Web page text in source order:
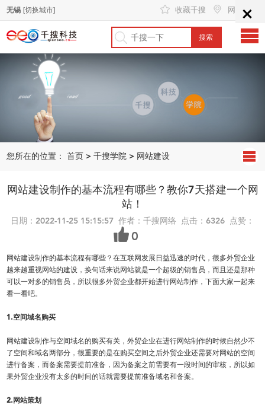
无锡 [切换城市] 收藏千搜 网站地图
您所在的位置： 首页 >千搜学院 > 网站建设
网站建设制作的基本流程有哪些？教你7天搭建一个网
站！
日期：2022-11-25 15:15:57 作者：千搜网络 点击：6326 点赞：
0
网站建设制作的基本流程有哪些？在互联网发展日益迅速的时代，很多外贸企业
越来越重视网站的建设，换句话来说网站就是一个超级的销售员，而且还是那种
可以一对多的销售员，所以很多外贸企业都开始进行网站制作，下面大家一起来
看一看吧。
1.空间域名购买
网站建设制作与空间域名的购买有关，外贸企业在进行网站制作的时候自然少不
了空间和域名两部分，很重要的是在购买空间之后外贸企业还需要对网站的空间
进行备案，而备案需要提前准备，因为备案之前需要有一段时间的审核，所以如
果外贸企业没有太多的时间的话就需要提前准备域名和备案。
2.网站策划
×